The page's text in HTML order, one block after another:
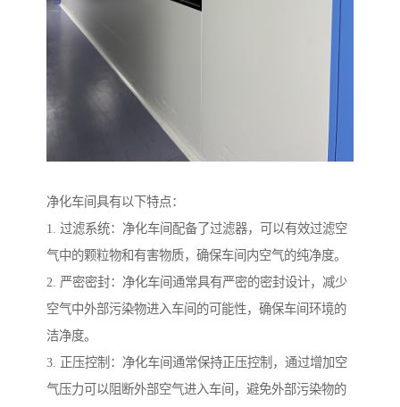
净化车间具有以下特点：
1. 过滤系统：净化车间配备了过滤器，可以有效过滤空
气中的颗粒物和有害物质，确保车间内空气的纯净度。
2. 严密密封：净化车间通常具有严密的密封设计，减少
空气中外部污染物进入车间的可能性，确保车间环境的
洁净度。
3. 正压控制：净化车间通常保持正压控制，通过增加空
气压力可以阻断外部空气进入车间，避免外部污染物的